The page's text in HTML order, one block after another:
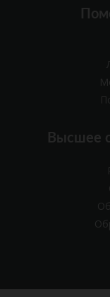
Высшее